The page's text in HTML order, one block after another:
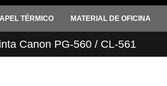
TÉRMICO MATERIAL DE OFICINA
Canon PG-560 / CL-561